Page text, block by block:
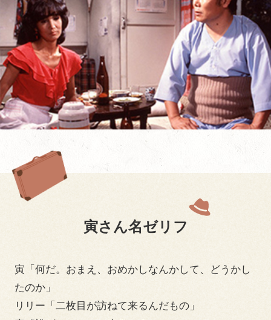
寅さん名ゼリフ
寅「何だ。おまえ、おめかしなんかして、どうかし
たのか」
リリー「二枚目が訪ねて来るんだもの」